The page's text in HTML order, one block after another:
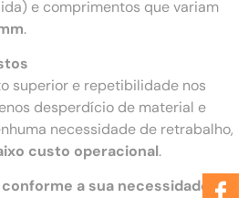
e comprimentos que variam
.
superior e repetibilidade nos
desperdício de material e
necessidade de retrabalho,
custo operacional.
a sua necessidade